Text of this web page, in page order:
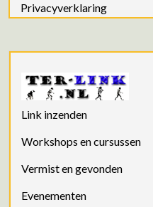
Privacyverklaring
Link inzenden
Workshops en cursussen
Vermist en gevonden
Evenementen